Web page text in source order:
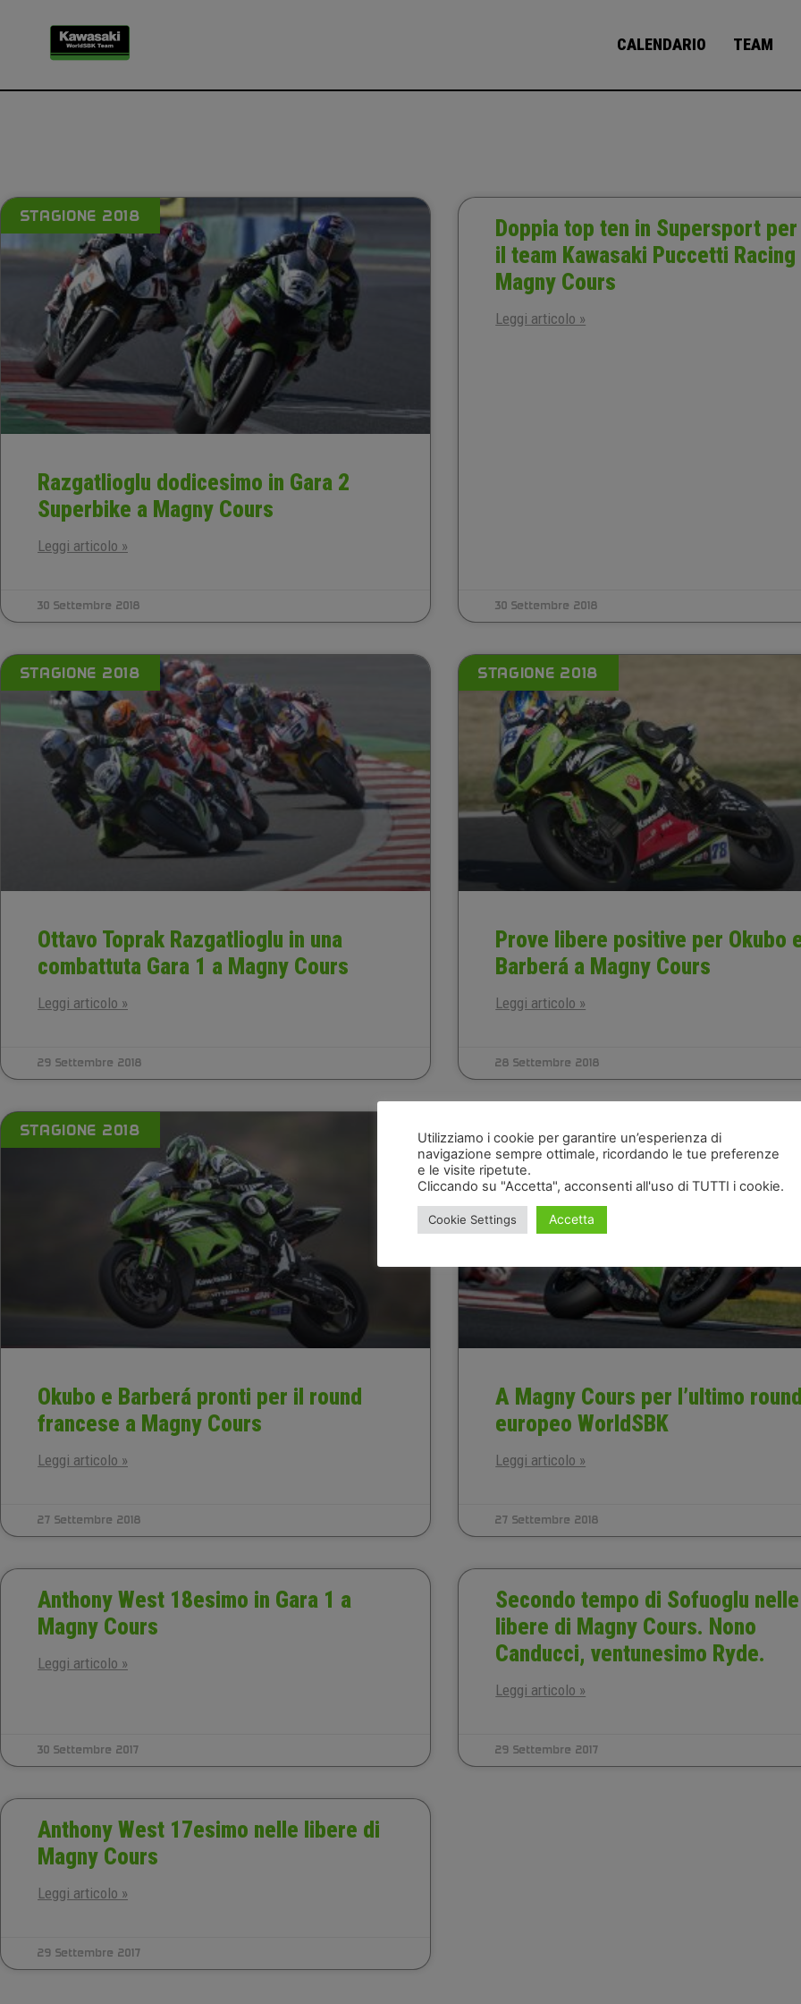
CALENDARIO TEAM
STAGIONE 2018
Razgatlioglu dodicesimo in Gara 2
Superbike a Magny Cours
Leggi articolo »
30 Settembre 2018
Doppia top ten in Supersport per
il team Kawasaki Puccetti Racing
Magny Cours
Leggi articolo »
30 Settembre 2018
STAGIONE 2018
Ottavo Toprak Razgatlioglu in una
combattuta Gara 1 a Magny Cours
Leggi articolo »
29 Settembre 2018
STAGIONE 2018
Prove libere positive per Okubo
Barberá a Magny Cours
Leggi articolo »
28 Settembre 2018
STAGIONE 2018
Okubo e Barberá pronti per il round
francese a Magny Cours
Leggi articolo »
27 Settembre 2018
STAGIONE 2018
A Magny Cours per l’ultimo
europeo WorldSBK
Leggi articolo »
27 Settembre 2018
Anthony West 18esimo in Gara 1 a
Magny Cours
Leggi articolo »
30 Settembre 2017
Secondo tempo di Sofuoglu nelle
libere di Magny Cours. Nono
Canducci, ventunesimo Ryde.
Leggi articolo »
29 Settembre 2017
Anthony West 17esimo nelle libere di
Magny Cours
Leggi articolo »
29 Settembre 2017
Utilizziamo i cookie per garantire un’esperienza di
navigazione sempre ottimale, ricordando le tue preferenze
e le visite ripetute.
Cliccando su "Accetta", acconsenti all'uso di TUTTI i cookie.
Cookie Settings Accetta